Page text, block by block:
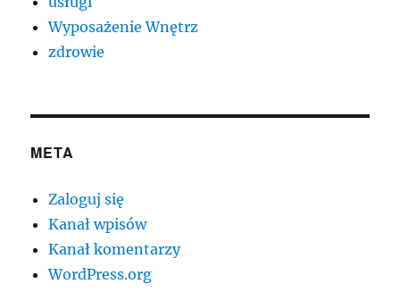
Wyposażenie Wnętrz
zdrowie
META
Zaloguj się
Kanał wpisów
Kanał komentarzy
WordPress.org